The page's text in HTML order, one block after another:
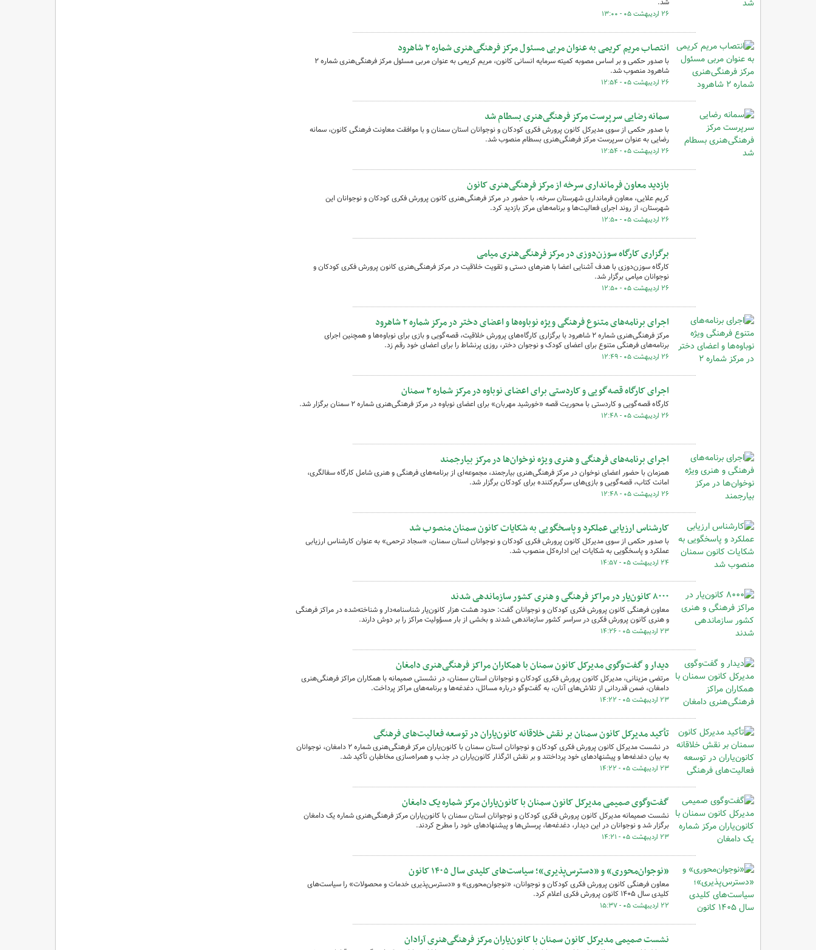
۲۶ اردیبهشت ۰۵ - ۱۳:۰۰
انتصاب مریم کریمی به عنوان مربی مسئول مرکز فرهنگی‌هنری شماره ۲ شاهرود
با صدور حکمی و بر اساس مصوبه کمیته سرمایه انسانی کانون، مریم کریمی به عنوان مربی مسئول مرکز فرهنگی‌هنری شماره ۲
شاهرود منصوب شد.
۲۶ اردیبهشت ۰۵ - ۱۲:۵۴
سمانه رضایی سرپرست مرکز فرهنگی‌هنری بسطام شد
با صدور حکمی از سوی مدیرکل کانون پرورش فکری کودکان و نوجوانان استان سمنان و با موافقت معاونت فرهنگی کانون، سمانه
رضایی به عنوان سرپرست مرکز فرهنگی‌هنری بسطام منصوب شد.
۲۶ اردیبهشت ۰۵ - ۱۲:۵۴
بازدید معاون فرمانداری سرخه از مرکز فرهنگی‌هنری کانون
کریم علایی، معاون فرمانداری شهرستان سرخه، با حضور در مرکز فرهنگی‌هنری کانون پرورش فکری کودکان و نوجوانان این
شهرستان، از روند اجرای فعالیت‌ها و برنامه‌های مرکز بازدید کرد.
۲۶ اردیبهشت ۰۵ - ۱۲:۵۰
برگزاری کارگاه سوزن‌دوزی در مرکز فرهنگی‌هنری میامی
کارگاه سوزن‌دوزی با هدف آشنایی اعضا با هنرهای دستی و تقویت خلاقیت در مرکز فرهنگی‌هنری کانون پرورش فکری کودکان و
نوجوانان میامی برگزار شد.
۲۶ اردیبهشت ۰۵ - ۱۲:۵۰
اجرای برنامه‌های متنوع فرهنگی ویژه نوباوه‌ها و اعضای دختر در مرکز شماره ۲ شاهرود
مرکز فرهنگی‌هنری شماره ۲ شاهرود با برگزاری کارگاه‌های پرورش خلاقیت، قصه‌گویی و بازی برای نوباوه‌ها و همچنین اجرای
برنامه‌های فرهنگی متنوع برای اعضای کودک و نوجوان دختر، روزی پرنشاط را برای اعضای خود رقم زد.
۲۶ اردیبهشت ۰۵ - ۱۲:۴۹
اجرای کارگاه قصه‌گویی و کاردستی برای اعضای نوباوه در مرکز شماره ۲ سمنان
کارگاه قصه‌گویی و کاردستی با محوریت قصه «خورشید مهربان» برای اعضای نوباوه در مرکز فرهنگی‌هنری شماره ۲ سمنان برگزار شد.
۲۶ اردیبهشت ۰۵ - ۱۲:۴۸
اجرای برنامه‌های فرهنگی و هنری ویژه نوخوان‌ها در مرکز بیارجمند
همزمان با حضور اعضای نوخوان در مرکز فرهنگی‌هنری بیارجمند، مجموعه‌ای از برنامه‌های فرهنگی و هنری شامل کارگاه سفالگری،
امانت کتاب، قصه‌گویی و بازی‌های سرگرم‌کننده برای کودکان برگزار شد.
۲۶ اردیبهشت ۰۵ - ۱۲:۴۸
کارشناس ارزیابی عملکرد و پاسخگویی به شکایات کانون سمنان منصوب شد
با صدور حکمی از سوی مدیرکل کانون پرورش فکری کودکان و نوجوانان استان سمنان، «سجاد ترحمی» به عنوان کارشناس ارزیابی
عملکرد و پاسخگویی به شکایات این اداره‌کل منصوب شد.
۲۴ اردیبهشت ۰۵ - ۱۴:۵۷
۸۰۰۰ کانون‌یار در مراکز فرهنگی و هنری کشور سازماندهی شدند
معاون فرهنگی کانون پرورش فکری کودکان و نوجوانان گفت: حدود هشت هزار کانون‌یار شناسنامه‌دار و شناخته‌شده در مراکز فرهنگی
و هنری کانون پرورش فکری در سراسر کشور سازماندهی شدند و بخشی از بار مسؤولیت مراکز را بر دوش دارند.
۲۳ اردیبهشت ۰۵ - ۱۴:۲۶
دیدار و گفت‌وگوی مدیرکل کانون سمنان با همکاران مراکز فرهنگی‌هنری دامغان
مرتضی مزینانی، مدیرکل کانون پرورش فکری کودکان و نوجوانان استان سمنان، در نشستی صمیمانه با همکاران مراکز فرهنگی‌هنری
دامغان، ضمن قدردانی از تلاش‌های آنان، به گفت‌وگو درباره مسائل، دغدغه‌ها و برنامه‌های مراکز پرداخت.
۲۳ اردیبهشت ۰۵ - ۱۴:۲۲
تأکید مدیرکل کانون سمنان بر نقش خلاقانه کانون‌یاران در توسعه فعالیت‌های فرهنگی
در نشست مدیرکل کانون پرورش فکری کودکان و نوجوانان استان سمنان با کانون‌یاران مرکز فرهنگی‌هنری شماره ۲ دامغان، نوجوانان
به بیان دغدغه‌ها و پیشنهادهای خود پرداختند و بر نقش اثرگذار کانون‌یاران در جذب و همراه‌سازی مخاطبان تأکید شد.
۲۳ اردیبهشت ۰۵ - ۱۴:۲۲
گفت‌وگوی صمیمی مدیرکل کانون سمنان با کانون‌یاران مرکز شماره یک دامغان
نشست صمیمانه مدیرکل کانون پرورش فکری کودکان و نوجوانان استان سمنان با کانون‌یاران مرکز فرهنگی‌هنری شماره یک دامغان
برگزار شد و نوجوانان در این دیدار، دغدغه‌ها، پرسش‌ها و پیشنهادهای خود را مطرح کردند.
۲۳ اردیبهشت ۰۵ - ۱۴:۲۱
«نوجوان‌محوری» و «دسترس‌پذیری»؛ سیاست‌های کلیدی سال ۱۴۰۵ کانون
معاون فرهنگی کانون پرورش فکری کودکان و نوجوانان، «نوجوان‌محوری» و «دسترس‌پذیری خدمات و محصولات» را سیاست‌های
کلیدی سال ۱۴۰۵ کانون پرورش فکری اعلام کرد.
۲۲ اردیبهشت ۰۵ - ۱۵:۳۷
نشست صمیمی مدیرکل کانون سمنان با کانون‌یاران مرکز فرهنگی‌هنری آرادان